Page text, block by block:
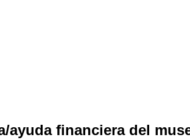
ayuda financiera del